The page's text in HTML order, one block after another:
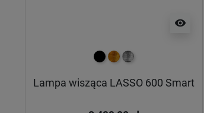
visibility
czarny
złotysrebrny
Lampa wisząca LASSO 600 Smart